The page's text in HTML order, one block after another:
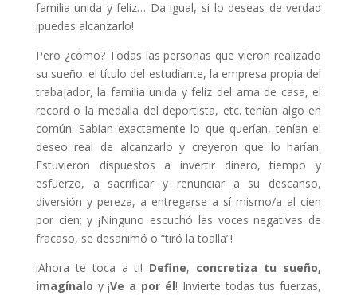
familia unida y feliz… Da igual, si lo deseas de verdad
¡puedes alcanzarlo!
Pero ¿cómo? Todas las personas que vieron realizado
su sueño: el título del estudiante, la empresa propia del
trabajador, la familia unida y feliz del ama de casa, el
record o la medalla del deportista, etc. tenían algo en
común: Sabían exactamente lo que querían, tenían el
deseo real de alcanzarlo y creyeron que lo harían.
Estuvieron dispuestos a invertir dinero, tiempo y
esfuerzo, a sacrificar y renunciar a su descanso,
diversión y pereza, a entregarse a sí mismo/a al cien
por cien; y ¡Ninguno escuchó las voces negativas de
fracaso, se desanimó o “tiró la toalla”!
¡Ahora te toca a ti! Define, concretiza tu sueño,
imagínalo y ¡Ve a por él! Invierte todas tus fuerzas,